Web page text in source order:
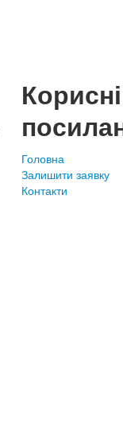
Корисні
Головна
Залишити заявку
Контакти